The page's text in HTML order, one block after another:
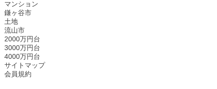
マンション
鎌ヶ谷市
土地
流山市
2000万円台
3000万円台
4000万円台
サイトマップ
会員規約